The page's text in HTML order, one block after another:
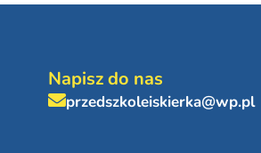
Napisz do nas
przedszkoleiskierka@wp.pl